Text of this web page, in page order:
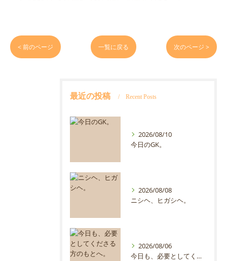
< 前のページ 一覧に戻る 次のページ >
最近の投稿 Recent Posts
2026/08/10
今日のGK。
2026/08/08
ニシヘ、ヒガシヘ。
2026/08/06
今日も、必要としてくださる方のもとへ。